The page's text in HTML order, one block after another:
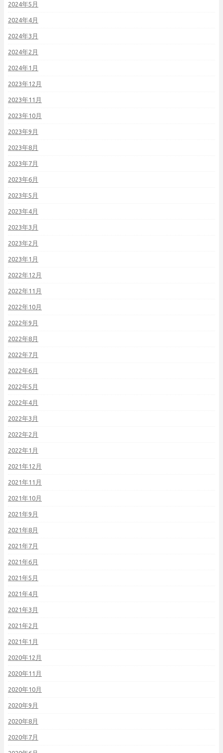
2024年5月
2024年4月
2024年3月
2024年2月
2024年1月
2023年12月
2023年11月
2023年10月
2023年9月
2023年8月
2023年7月
2023年6月
2023年5月
2023年4月
2023年3月
2023年2月
2023年1月
2022年12月
2022年11月
2022年10月
2022年9月
2022年8月
2022年7月
2022年6月
2022年5月
2022年4月
2022年3月
2022年2月
2022年1月
2021年12月
2021年11月
2021年10月
2021年9月
2021年8月
2021年7月
2021年6月
2021年5月
2021年4月
2021年3月
2021年2月
2021年1月
2020年12月
2020年11月
2020年10月
2020年9月
2020年8月
2020年7月